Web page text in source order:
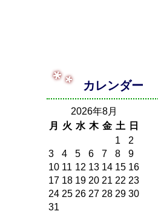
カレンダー
2026年8月
月
火 水 木 金 土
日
1
2
3
4 5 6 7 8
9
10 11 12 13 14 15 16
17 18 19 20 21 22 23
24 25 26 27 28 29 30
31